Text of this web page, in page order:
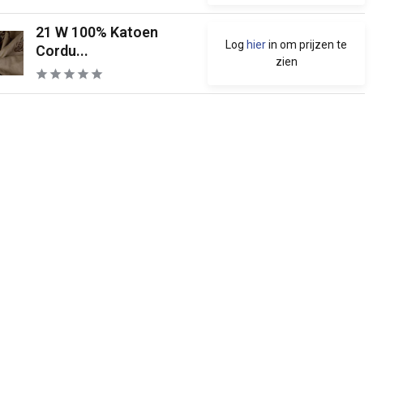
21 W 100% Katoen
Cordu...
Log hierin om prijzen te
zien